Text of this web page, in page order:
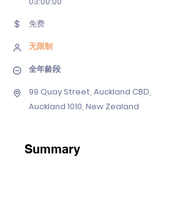
免费
无限制
全年龄段
99 Quay Street, Auckland CBD,
Auckland 1010, New Zealand
Summary